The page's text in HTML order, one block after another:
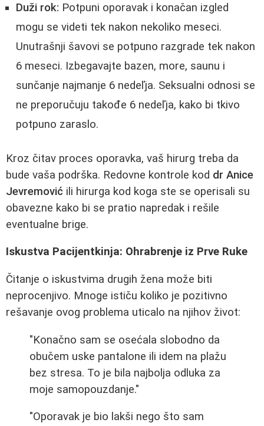
Duži rok: Potpuni oporavak i konačan izgled
mogu se videti tek nakon nekoliko meseci.
Unutrašnji šavovi se potpuno razgrade tek nakon
6 meseci. Izbegavajte bazen, more, saunu i
sunčanje najmanje 6 nedeľja. Seksualni odnosi se
ne preporučuju takođe 6 nedeľja, kako bi tkivo
potpuno zaraslo.
Kroz čitav proces oporavka, vaš hirurg treba da
bude vaša podrška. Redovne kontrole kod dr Anice
Jevremović ili hirurga kod koga ste se operisali su
obavezne kako bi se pratio napredak i rešile
eventualne brige.
Iskustva Pacijentkinja: Ohrabrenje iz Prve Ruke
Čitanje o iskustvima drugih žena može biti
neprocenjivo. Mnoge ističu koliko je pozitivno
rešavanje ovog problema uticalo na njihov život:
"Konačno sam se osećala slobodno da
obučem uske pantalone ili idem na plažu
bez stresa. To je bila najbolja odluka za
moje samopouzdanje."
"Oporavak je bio lakši nego što sam